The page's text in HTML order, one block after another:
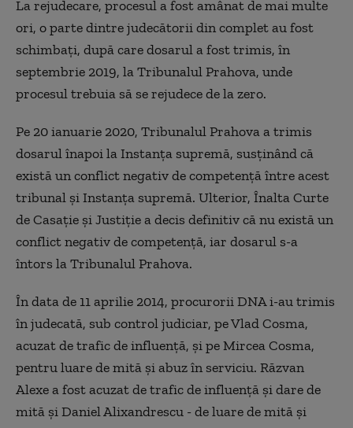
La rejudecare, procesul a fost amânat de mai multe
ori, o parte dintre judecătorii din complet au fost
schimbaţi, după care dosarul a fost trimis, în
septembrie 2019, la Tribunalul Prahova, unde
procesul trebuia să se rejudece de la zero.
Pe 20 ianuarie 2020, Tribunalul Prahova a trimis
dosarul înapoi la Instanţa supremă, susţinând că
există un conflict negativ de competenţă între acest
tribunal şi Instanţa supremă. Ulterior, Înalta Curte
de Casaţie şi Justiţie a decis definitiv că nu există un
conflict negativ de competenţă, iar dosarul s-a
întors la Tribunalul Prahova.
În data de 11 aprilie 2014, procurorii DNA i-au trimis
în judecată, sub control judiciar, pe Vlad Cosma,
acuzat de trafic de influenţă, şi pe Mircea Cosma,
pentru luare de mită şi abuz în serviciu. Răzvan
Alexe a fost acuzat de trafic de influenţă şi dare de
mită şi Daniel Alixandrescu - de luare de mită şi